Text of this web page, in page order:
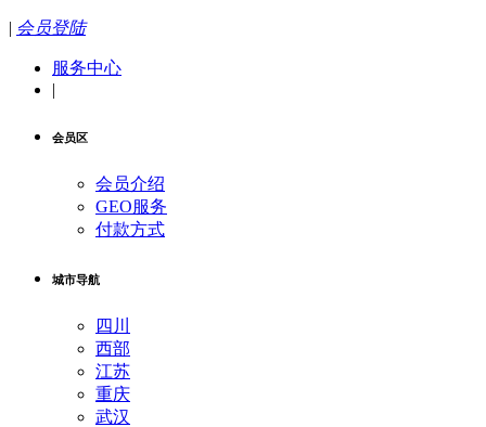
| 会员登陆
服务中心
|
会员区
会员介绍
GEO服务
付款方式
城市导航
四川
西部
江苏
重庆
武汉